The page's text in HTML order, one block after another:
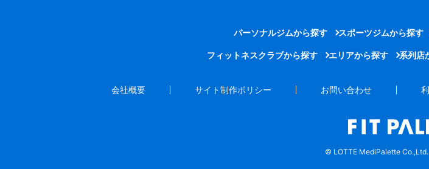
パーソナルジムから探す スポーツジムから探す
フィットネスクラブから探す エリアから探す 系列店
会社概要 サイト制作ポリシー お問い合わせ
© LOTTE MediPalette